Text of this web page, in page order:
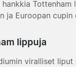
ja Euroopan cupin
lippuja
viralliset liput